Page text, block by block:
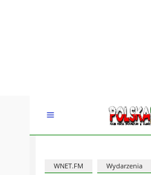
WNET.FM Wydarzenia